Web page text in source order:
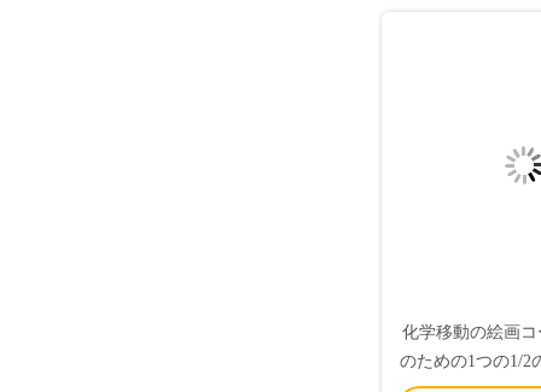
化学移動の絵画
のための1つの1/2